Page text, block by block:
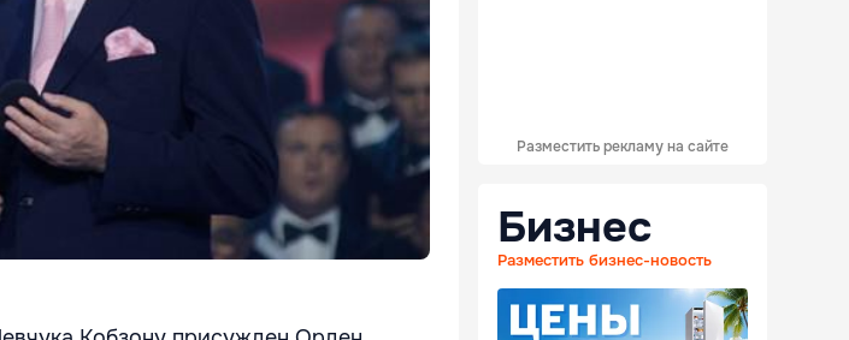
Разместить рекламу на сайте
Бизнес
Разместить бизнес-новость